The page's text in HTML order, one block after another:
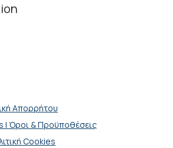
Απορρήτου
| Όροι & Προϋποθέσεις
Cookies